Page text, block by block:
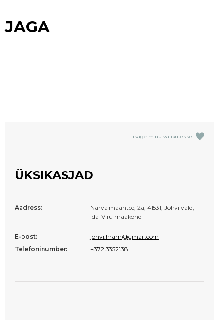
JAGA
Lisage minu valikutesse
ÜKSIKASJAD
Aadress:
Narva maantee, 2a, 41531, Jõhvi vald,
Ida-Viru maakond
E-post:
johvi.hram@gmail.com
Telefoninumber:
+372 3352138